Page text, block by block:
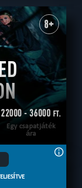
8+
22000 - 36000 FT.
Egy csapatjáték
ára